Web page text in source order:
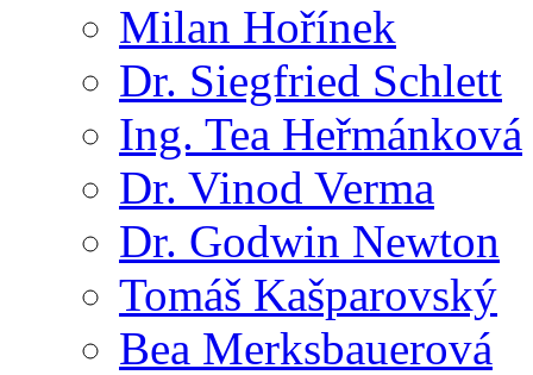
Milan Hořínek
Dr. Siegfried Schlett
Ing. Tea Heřmánková
Dr. Vinod Verma
Dr. Godwin Newton
Tomáš Kašparovský
Bea Merksbauerová